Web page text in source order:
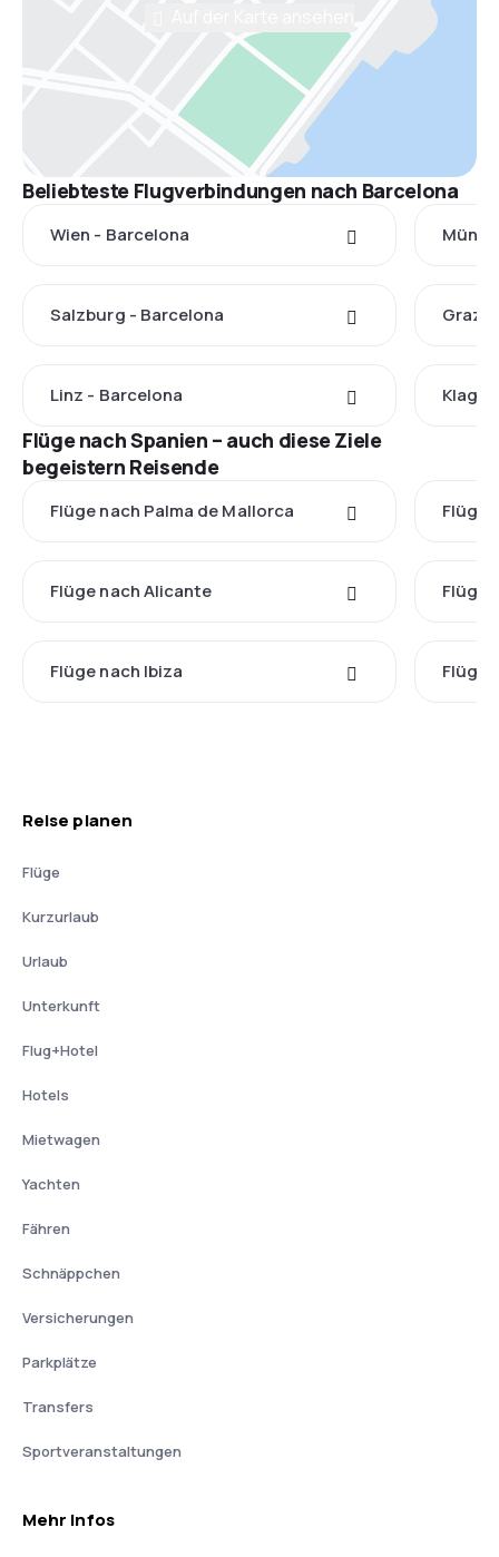
Beliebteste Flugverbindungen nach Barcelona
Wien - Barcelona
Salzburg - Barcelona Graz -
Linz - Barcelona
Flüge nach Spanien – auch diese Ziele
begeistern Reisende
Flüge nach Palma de Mallorca Flüge
Flüge nach Alicante Flüge
Flüge nach Ibiza Flüge
Reise planen
Flüge
Kurzurlaub
Urlaub
Unterkunft
Flug+Hotel
Hotels
Mietwagen
Yachten
Fähren
Schnäppchen
Versicherungen
Parkplätze
Transfers
Sportveranstaltungen
Mehr Infos